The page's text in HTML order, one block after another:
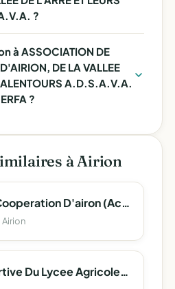
?
à ASSOCIATION DE
DE LA VALLEE
ALENTOURS A.D.S.A.V.A.
?
à Airion
Association De Cooperation D'airon (Acoopa)
Airion
Association Sportive Du Lycee Agricole D'airion